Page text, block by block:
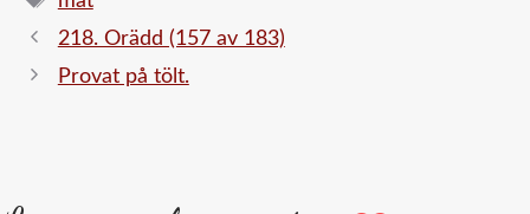
218. Orädd (157 av 183)
Provat på tölt.